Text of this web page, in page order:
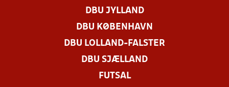
DBU JYLLAND
DBU KØBENHAVN
DBU LOLLAND-FALSTER
DBU SJÆLLAND
FUTSAL